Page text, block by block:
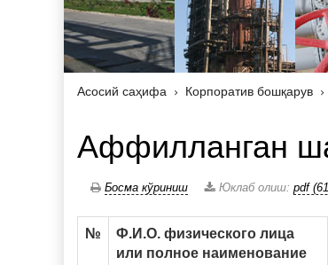
Асосий саҳифа Корпоратив бошқарув
Аффилланган
Босма кўриниш Юклаб олиш: pdf
№
Ф.И.О. физического лица
или полное наименование